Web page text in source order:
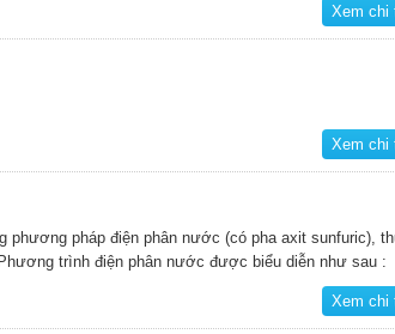
Xem chi
Xem chi
phương pháp điện phân nước (có pha axit sunfuric),
trình điện phân nước được biểu diễn như sau :
Xem chi